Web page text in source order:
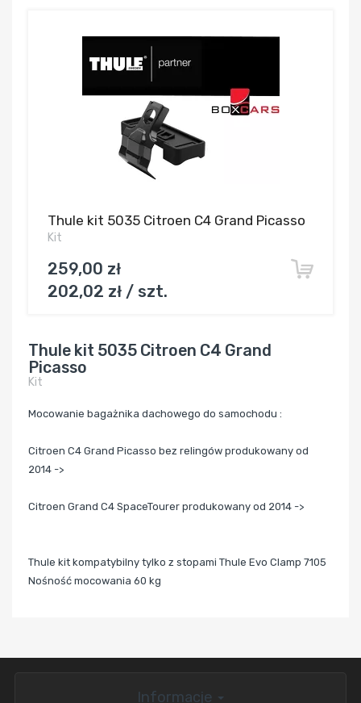
Thule kit 5035 Citroen C4 Grand Picasso
Kit
259,00 zł
202,02 zł / szt.
Thule kit 5035 Citroen C4 Grand
Picasso
Kit
Mocowanie bagażnika dachowego do samochodu :
Citroen C4 Grand Picasso bez relingów produkowany od
2014 ->
Citroen Grand C4 SpaceTourer produkowany od 2014 ->
Thule kit kompatybilny tylko z stopami Thule Evo Clamp 7105
Nośność mocowania 60 kg
Informacje